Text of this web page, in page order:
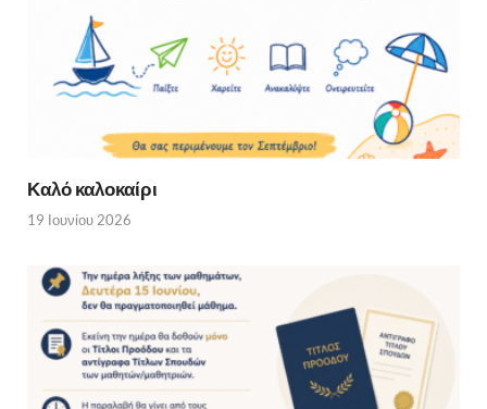
Καλό καλοκαίρι
19 Ιουνίου 2026